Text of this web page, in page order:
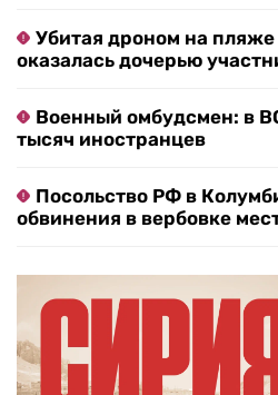
Убитая дроном на
оказалась дочерью
Военный омбудсмен: в
тысяч иностранцев
Посольство РФ в
обвинения в вербовке